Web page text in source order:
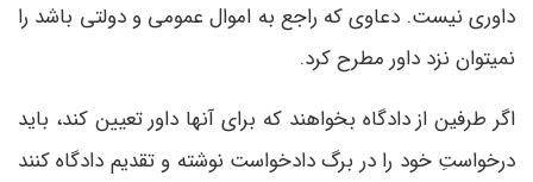
داوری نیست. دعاوی که راجع به اموال عمومی و دولتی باشد را
نمی­توان نزد داور مطرح کرد.
اگر طرفین از دادگاه بخواهند که برای آنها داور تعیین کند، باید
درخواستِ خود را در برگ دادخواست نوشته و تقدیم دادگاه کنند